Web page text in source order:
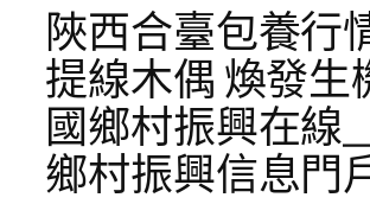
陜西合臺包養行
提線木偶 煥發生
國鄉村振興在線
鄉村振興信息門